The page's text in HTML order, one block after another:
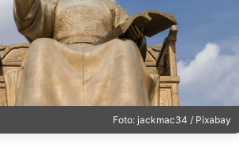
Foto: jackmac34 / Pixabay